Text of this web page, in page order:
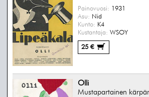
Painovuosi: 1931
Asu: Nid
Kunto: K4
Kustantaja: WSOY
25 €
Olli
Mustapartainen